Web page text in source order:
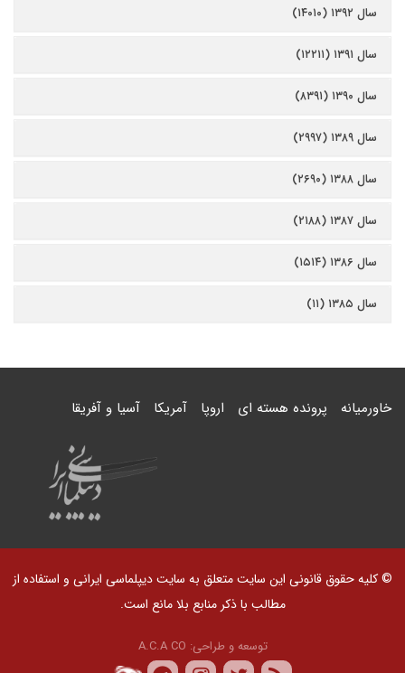
سال ۱۳۹۲ (۱۴۰۱۰)
سال ۱۳۹۱ (۱۲۲۱۱)
سال ۱۳۹۰ (۸۳۹۱)
سال ۱۳۸۹ (۲۹۹۷)
سال ۱۳۸۸ (۲۶۹۰)
سال ۱۳۸۷ (۲۱۸۸)
سال ۱۳۸۶ (۱۵۱۴)
سال ۱۳۸۵ (۱۱)
خاورمیانه پرونده هسته ای اروپا آمریکا آسیا و آفریقا
© کلیه حقوق قانونی این سایت متعلق به سایت دیپلماسی ایرانی و استفاده از
مطالب با ذکر منابع بلا مانع است.
توسعه و طراحی: A.C.A CO